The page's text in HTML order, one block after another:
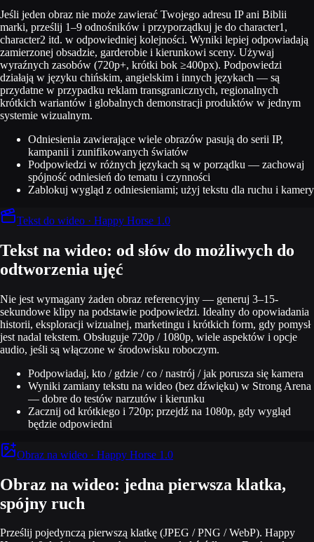
Jeśli jeden obraz nie może zawierać Twojego adresu IP ani Biblii
marki, prześlij 1–9 odnośników i przyporządkuj je do character1,
character2 itd. w odpowiedniej kolejności. Wyniki lepiej odpowiadają
zamierzonej obsadzie, garderobie i kierunkowi sceny. Używaj
wyraźnych zasobów (720p+, krótki bok ≥400px). Podpowiedzi
działają w języku chińskim, angielskim i innych językach — są
przydatne w przypadku reklam transgranicznych, regionalnych
krótkich wariantów i globalnych demonstracji produktów w jednym
systemie wizualnym.
Odniesienia zawierające wiele obrazów pasują do serii IP,
kampanii i zunifikowanych światów
Podpowiedzi w różnych językach są w porządku — zachowaj
spójność odniesień do tematu i czynności
Zablokuj wygląd z odniesieniami; użyj tekstu dla ruchu i kamery
Tekst do wideo · Happy Horse 1.0
Tekst na wideo: od słów do możliwych do
odtworzenia ujęć
Nie jest wymagany żaden obraz referencyjny — generuj 3–15-
sekundowe klipy na podstawie podpowiedzi. Idealny do opowiadania
historii, eksploracji wizualnej, marketingu i krótkich form, gdy pomysł
jest nadal tekstem. Obsługuje 720p / 1080p, wiele aspektów i opcje
audio, jeśli są włączone w środowisku roboczym.
Podpowiadaj, kto / gdzie / co / nastrój / jak porusza się kamera
Wyniki zamiany tekstu na wideo (bez dźwięku) w Strong Arena
— dobre do testów narzutów i kierunku
Zacznij od krótkiego i 720p; przejdź na 1080p, gdy wygląd
będzie odpowiedni
Obraz na wideo · Happy Horse 1.0
Obraz na wideo: jedna pierwsza klatka,
spójny ruch
Prześlij pojedynczą pierwszą klatkę (JPEG / PNG / WebP). Happy